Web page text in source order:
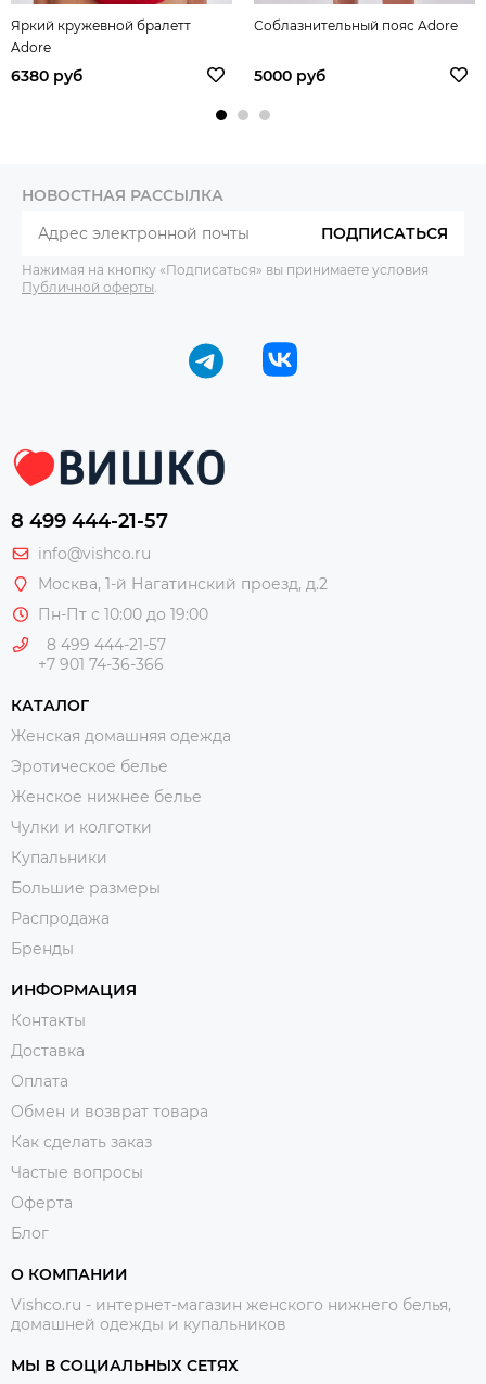
Яркий кружевной бралетт
Adore
6380 руб
Соблазнительный пояс Adore
5000 руб
НОВОСТНАЯ РАССЫЛКА
ПОДПИСАТЬСЯ
Нажимая на кнопку «Подписаться» вы принимаете условия
Публичной оферты
8 499 444-21-57
info@vishco.ru
Москва, 1-й Нагатинский проезд, д.2
Пн-Пт с 10:00 до 19:00
8 499 444-21-57
+7 901 74-36-366
КАТАЛОГ
Женская домашняя одежда
Эротическое белье
Женское нижнее белье
Чулки и колготки
Купальники
Большие размеры
Распродажа
Бренды
ИНФОРМАЦИЯ
Контакты
Доставка
Оплата
Обмен и возврат товара
Как сделать заказ
Частые вопросы
Оферта
Блог
О КОМПАНИИ
Vishco.ru - интернет-магазин женского нижнего белья,
домашней одежды и купальников
МЫ В СОЦИАЛЬНЫХ СЕТЯХ